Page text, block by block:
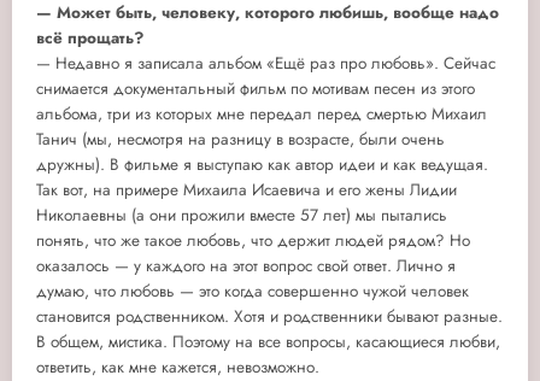
— Может быть, человеку, которого любишь, вообще надо
всё прощать?
— Недавно я записала альбом «Ещё раз про любовь». Сейчас
снимается документальный фильм по мотивам песен из этого
альбома, три из которых мне передал перед смертью Михаил
Танич (мы, несмотря на разницу в возрасте, были очень
дружны). В фильме я выступаю как автор идеи и как ведущая.
Так вот, на примере Михаила Исаевича и его жены Лидии
Николаевны (а они прожили вместе 57 лет) мы пытались
понять, что же такое любовь, что держит людей рядом? Но
оказалось — у каждого на этот вопрос свой ответ. Лично я
думаю, что любовь — это когда совершенно чужой человек
становится родственником. Хотя и родственники бывают разные.
В общем, мистика. Поэтому на все вопросы, касающиеся любви,
ответить, как мне кажется, невозможно.